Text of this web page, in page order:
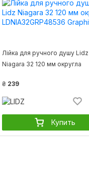
Лійка для ручного душу Lidz
Niagara 32 120 мм округла
₴ 239
Купить